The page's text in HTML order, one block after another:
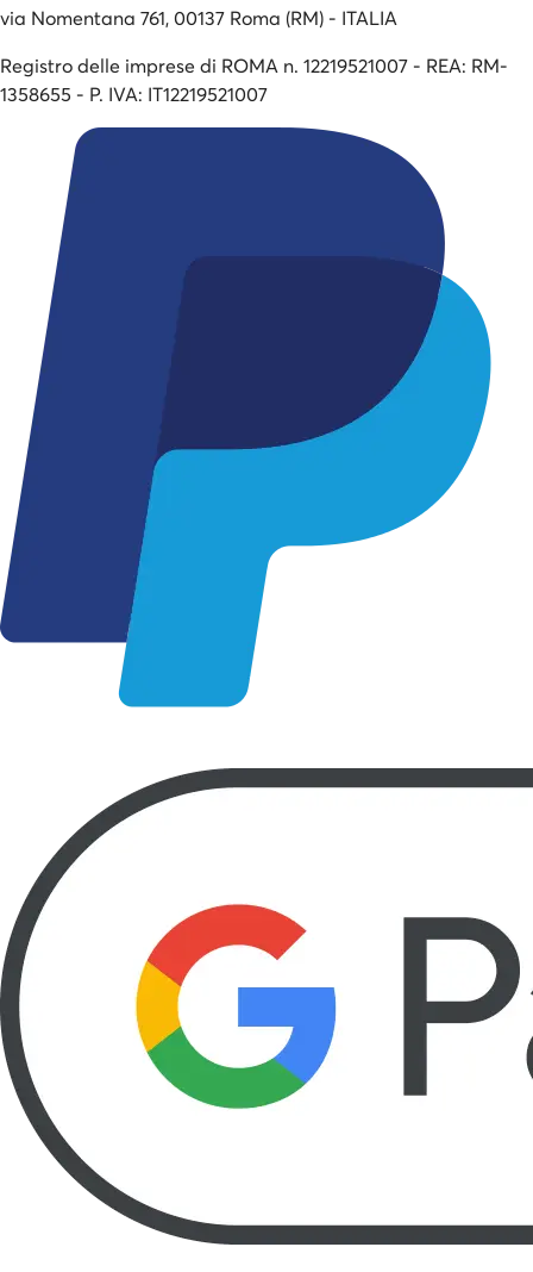
via Nomentana 761, 00137 Roma (RM) - ITALIA
Registro delle imprese di ROMA n. 12219521007 - REA: RM-
1358655 - P. IVA: IT12219521007